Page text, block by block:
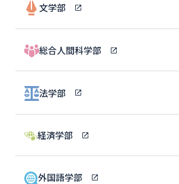
文学部
総合人間科学部
法学部
経済学部
外国語学部